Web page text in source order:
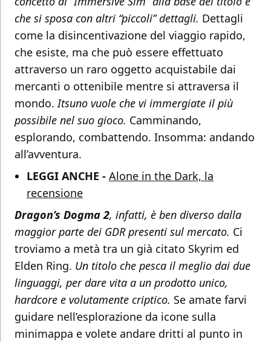
che si sposa con altri “piccoli” dettagli. Dettagli
come la disincentivazione del viaggio rapido,
che esiste, ma che può essere effettuato
attraverso un raro oggetto acquistabile dai
mercanti o ottenibile mentre si attraversa il
mondo.Itsuno vuole che vi immergiate il più
possibile nel suo gioco. Camminando,
esplorando, combattendo. Insomma: andando
all’avventura.
LEGGI ANCHE - Alone in the Dark, la
recensione
Dragon’s Dogma 2, infatti, è ben diverso dalla
maggior parte dei GDR presenti sul mercato. Ci
troviamo a metà tra un già citato Skyrim ed
Elden Ring. Un titolo che pesca il meglio dai due
linguaggi, per dare vita a un prodotto unico,
hardcore e volutamente criptico. Se amate farvi
guidare nell’esplorazione da icone sulla
minimappa e volete andare dritti al punto in